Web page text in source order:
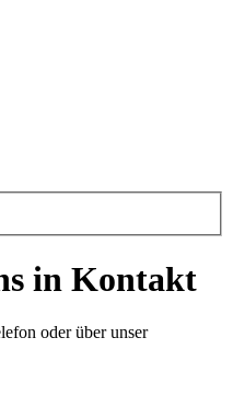
in Kontakt
oder über unser